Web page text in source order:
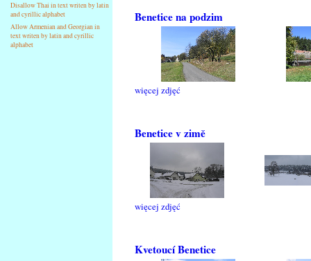
Disallow Thai in text writen by latin
and cyrillic alphabet
Allow Armenian and Georgian in
text writen by latin and cyrillic
alphabet
Benetice na podzim
więcej zdjęć
Benetice v zimě
więcej zdjęć
Kvetoucí Benetice